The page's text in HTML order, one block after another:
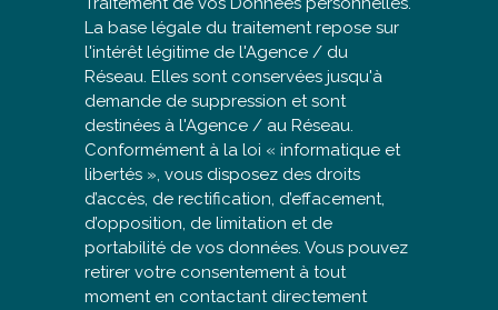
La base légale du traitement repose sur
l'intérêt légitime de l'Agence / du
Réseau. Elles sont conservées jusqu'à
demande de suppression et sont
destinées à l'Agence / au Réseau.
Conformément à la loi « informatique et
libertés », vous disposez des droits
d’accès, de rectification, d’effacement,
d’opposition, de limitation et de
portabilité de vos données. Vous pouvez
retirer votre consentement à tout
moment en contactant directement